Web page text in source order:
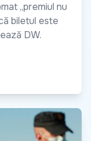
„premiul nu
biletul este
DW.